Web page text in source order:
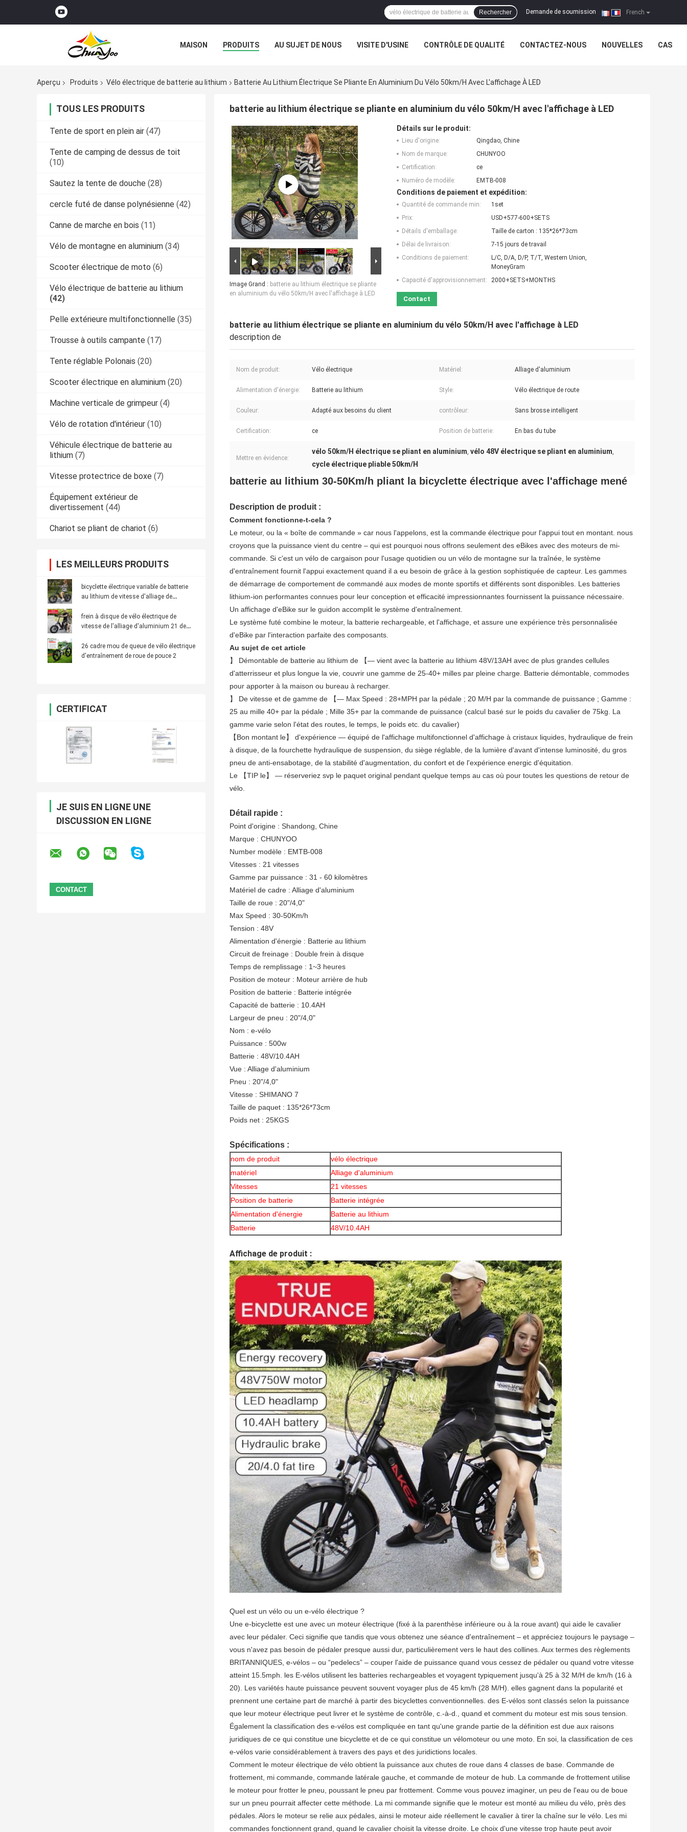
French
Demande de soumission |
Rechercher
MAISON PRODUITS AU SUJET DE NOUS VISITE D'USINE CONTRÔLE DE QUALITÉ CONTACTEZ-NOUS NOUVELLES CAS
Aperçu Produits Vélo électrique de batterie au lithium Batterie Au Lithium Électrique Se Pliante En Aluminium Du Vélo 50km/H Avec L'affichage À LED
TOUS LES PRODUITS
Tente de sport en plein air (47)
Tente de camping de dessus de toit
(10)
Sautez la tente de douche (28)
cercle futé de danse polynésienne (42)
Canne de marche en bois (11)
Vélo de montagne en aluminium (34)
Scooter électrique de moto (6)
Vélo électrique de batterie au lithium
(42)
Pelle extérieure multifonctionnelle (35)
Trousse à outils campante (17)
Tente réglable Polonais (20)
Scooter électrique en aluminium (20)
Machine verticale de grimpeur (4)
Vélo de rotation d'intérieur (10)
Véhicule électrique de batterie au
lithium (7)
Vitesse protectrice de boxe (7)
Équipement extérieur de
divertissement (44)
Chariot se pliant de chariot (6)
LES MEILLEURS PRODUITS
bicyclette électrique variable de batterie
au lithium de vitesse d'alliage de
40Km/H
frein à disque de vélo électrique de
vitesse de l'alliage d'aluminium 21 de
26 cadre mou de queue de vélo électrique
d'entraînement de roue de pouce 2
CERTIFICAT
JE SUIS EN LIGNE UNE
DISCUSSION EN LIGNE
batterie au lithium électrique se pliante en aluminium du vélo 50km/H avec l'affichage à LED
Image Grand : batterie au lithium électrique se pliante
en aluminium du vélo 50km/H avec l'affichage à LED
Détails sur le produit:
Lieu d'origine:
Qingdao, Chine
Nom de marque:
CHUNYOO
Certification:
ce
Numéro de modèle:
EMTB-008
Conditions de paiement et expédition:
Quantité de commande min:
1set
Prix:
USD+577-600+SETS
Détails d'emballage:
Taille de carton : 135*26*73cm
Délai de livraison:
7-15 jours de travail
Conditions de paiement:
L/C, D/A, D/P, T/T, Western Union,
MoneyGram
Capacité d'approvisionnement:
2000+SETS+MONTHS
Contact
batterie au lithium électrique se pliante en aluminium du vélo 50km/H avec l'affichage à LED
description de
Nom de produit: Vélo électrique Matériel: Alliage d'aluminium
Alimentation d'énergie: Batterie au lithium Style: Vélo électrique de route
Couleur: Adapté aux besoins du client contrôleur: Sans brosse intelligent
Certification: ce Position de batterie: En bas du tube
Mettre en évidence:
vélo 50km/H électrique se pliant en aluminium, vélo 48V électrique se pliant en aluminium,
cycle électrique pliable 50km/H
batterie au lithium 30-50Km/h pliant la bicyclette électrique avec l'affichage mené
Description de produit :
Comment fonctionne-t-cela ?
Le moteur, ou la « boîte de commande » car nous l'appelons, est la commande électrique pour l'appui tout en montant. nous
croyons que la puissance vient du centre – qui est pourquoi nous offrons seulement des eBikes avec des moteurs de mi-
commande. Si c'est un vélo de cargaison pour l'usage quotidien ou un vélo de montagne sur la traînée, le système
d'entraînement fournit l'appui exactement quand il a eu besoin de grâce à la gestion sophistiquée de capteur. Les gammes
de démarrage de comportement de commandé aux modes de monte sportifs et différents sont disponibles. Les batteries
lithium-ion performantes connues pour leur conception et efficacité impressionnantes fournissent la puissance nécessaire.
Un affichage d'eBike sur le guidon accomplit le système d'entraînement.
Le système futé combine le moteur, la batterie rechargeable, et l'affichage, et assure une expérience très personnalisée
d'eBike par l'interaction parfaite des composants.
Au sujet de cet article
】 Démontable de batterie au lithium de 【— vient avec la batterie au lithium 48V/13AH avec de plus grandes cellules
d'atterrisseur et plus longue la vie, couvrir une gamme de 25-40+ milles par pleine charge. Batterie démontable, commodes
pour apporter à la maison ou bureau à recharger.
】 De vitesse et de gamme de 【— Max Speed : 28+MPH par la pédale ; 20 M/H par la commande de puissance ; Gamme :
25 au mille 40+ par la pédale ; Mille 35+ par la commande de puissance (calcul basé sur le poids du cavalier de 75kg. La
gamme varie selon l'état des routes, le temps, le poids etc. du cavalier)
【Bon montant le】 d'expérience — équipé de l'affichage multifonctionnel d'affichage à cristaux liquides, hydraulique de frein
à disque, de la fourchette hydraulique de suspension, du siège réglable, de la lumière d'avant d'intense luminosité, du gros
pneu de anti-ensabotage, de la stabilité d'augmentation, du confort et de l'expérience energic d'équitation.
Le 【TIP le】 — réserveriez svp le paquet original pendant quelque temps au cas où pour toutes les questions de retour de
vélo.
Détail rapide :
Point d'origine : Shandong, Chine
Marque : CHUNYOO
Number modèle : EMTB-008
Vitesses : 21 vitesses
Gamme par puissance : 31 - 60 kilomètres
Matériel de cadre : Alliage d'aluminium
Taille de roue : 20"/4,0"
Max Speed : 30-50Km/h
Tension : 48V
Alimentation d'énergie : Batterie au lithium
Circuit de freinage : Double frein à disque
Temps de remplissage : 1~3 heures
Position de moteur : Moteur arrière de hub
Position de batterie : Batterie intégrée
Capacité de batterie : 10.4AH
Largeur de pneu : 20"/4,0"
Nom : e-vélo
Puissance : 500w
Batterie : 48V/10.4AH
Vue : Alliage d'aluminium
Pneu : 20"/4,0"
Vitesse : SHIMANO 7
Taille de paquet : 135*26*73cm
Poids net : 25KGS
Spécifications :
nom de produit
vélo électrique
matériel
Alliage d'aluminium
Vitesses
21 vitesses
Position de batterie
Batterie intégrée
Alimentation d'énergie
Batterie au lithium
Batterie
48V/10.4AH
Affichage de produit :
Quel est un vélo ou un e-vélo électrique ?
Une e-bicyclette est une avec un moteur électrique (fixé à la parenthèse inférieure ou à la roue avant) qui aide le cavalier
avec leur pédaler. Ceci signifie que tandis que vous obtenez une séance d'entraînement – et appréciez toujours le paysage –
vous n'avez pas besoin de pédaler presque aussi dur, particulièrement vers le haut des collines. Aux termes des règlements
BRITANNIQUES, e-vélos – ou “pedelecs” – couper l'aide de puissance quand vous cessez de pédaler ou quand votre vitesse
atteint 15.5mph. les E-vélos utilisent les batteries rechargeables et voyagent typiquement jusqu'à 25 à 32 M/H de km/h (16 à
20). Les variétés haute puissance peuvent souvent voyager plus de 45 km/h (28 M/H). elles gagnent dans la popularité et
prennent une certaine part de marché à partir des bicyclettes conventionnelles. des E-vélos sont classés selon la puissance
que leur moteur électrique peut livrer et le système de contrôle, c.-à-d., quand et comment du moteur est mis sous tension.
Également la classification des e-vélos est compliquée en tant qu'une grande partie de la définition est due aux raisons
juridiques de ce qui constitue une bicyclette et de ce qui constitue un vélomoteur ou une moto. En soi, la classification de ces
e-vélos varie considérablement à travers des pays et des juridictions locales.
Comment le moteur électrique de vélo obtient la puissance aux chutes de roue dans 4 classes de base. Commande de
frottement, mi commande, commande latérale gauche, et commande de moteur de hub. La commande de frottement utilise
le moteur pour frotter le pneu, poussant le pneu par frottement. Comme vous pouvez imaginer, un peu de l'eau ou de boue
sur un pneu pourrait affecter cette méthode. La mi commande signifie que le moteur est monté au milieu du vélo, près des
pédales. Alors le moteur se relie aux pédales, ainsi le moteur aide réellement le cavalier à tirer la chaîne sur le vélo. Les mi
commandes fonctionnent grand, quand le cavalier choisit la vitesse droite. Le choix d'une vitesse trop haute peut avoir